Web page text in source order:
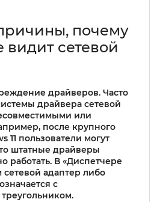
почему
видит сетевой
драйверов. Часто
драйвера сетевой
или
после крупного
11 пользователи могут
штатные драйверы
работать. В «Диспетчере
сетевой адаптер либо
с